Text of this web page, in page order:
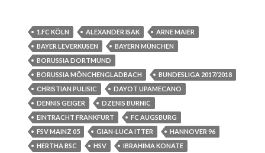
1.FC KÖLN ALEXANDER ISAK
ARNE MAIER
BAYER LEVERKUSEN
BAYERN MÜNCHEN
BORUSSIA DORTMUND
BORUSSIA MÖNCHENGLADBACH
BUNDESLIGA 2017/2018
CHRISTIAN PULISIC
DAYOT UPAMECANO
DENNIS GEIGER
DZENIS BURNIC
EINTRACHT FRANKFURT
FC AUGSBURG
FSV MAINZ 05
GIAN-LUCA ITTER
HANNOVER 96
HERTHA BSC
HSV
IBRAHIMA KONATE